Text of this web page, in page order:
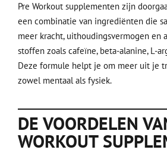
Pre Workout supplementen zijn
een combinatie van ingrediënten die
meer kracht, uithoudingsvermogen en
stoffen zoals cafeïne, beta-alanine, L-
Deze formule helpt je om meer uit je
zowel mentaal als fysiek.
DE VOORDELEN
WORKOUT